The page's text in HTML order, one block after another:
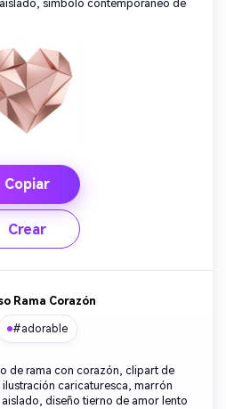
símbolo contemporáneo de
Copiar
Crear
Rama Corazón
#adorable
de rama con corazón, clipart de
ilustración caricaturesca, marrón
diseño tierno de amor lento